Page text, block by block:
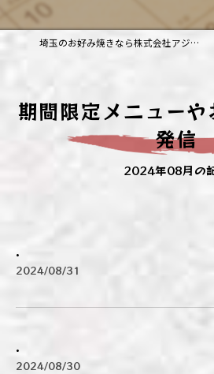
埼玉のお好み焼きなら株式会社アジルカンパニー
期間限定メニュー
発信
2024年08月の
.
2024/08/31
.
2024/08/30